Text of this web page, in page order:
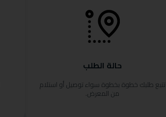
حالة الطلب
تتبع طلبك خطوة بخطوة سواء توصيل أو استلام
من المعرض.